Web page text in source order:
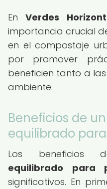
EnVerdes
importancia crucial
en el compostaje
por promover
beneficien tanto a
ambiente.
Beneficios de
equilibrado
Los beneficios
equilibrado para
significativos. En